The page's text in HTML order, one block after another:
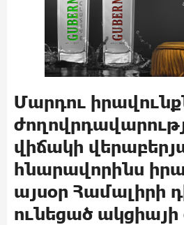
Մարդու
վիճակի
հնարավորինս
այսօր Համալիրի
ունեցած